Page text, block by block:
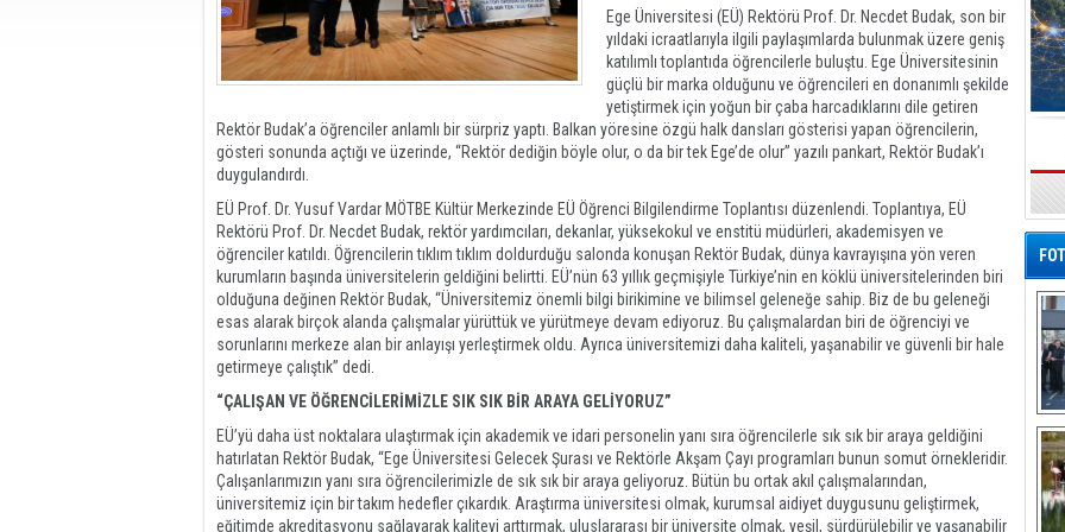
Ege Üniversitesi (EÜ) Rektörü Prof. Dr. Necdet Budak, son bir
yıldaki icraatlarıyla ilgili paylaşımlarda bulunmak üzere geniş
katılımlı toplantıda öğrencilerle buluştu. Ege Üniversitesinin
güçlü bir marka olduğunu ve öğrencileri en donanımlı şekilde
yetiştirmek için yoğun bir çaba harcadıklarını dile getiren
Rektör Budak’a öğrenciler anlamlı bir sürpriz yaptı. Balkan yöresine özgü halk dansları gösterisi yapan öğrencilerin,
gösteri sonunda açtığı ve üzerinde, “Rektör dediğin böyle olur, o da bir tek Ege’de olur” yazılı pankart, Rektör Budak’ı
duygulandırdı.
EÜ Prof. Dr. Yusuf Vardar MÖTBE Kültür Merkezinde EÜ Öğrenci Bilgilendirme Toplantısı düzenlendi. Toplantıya, EÜ
Rektörü Prof. Dr. Necdet Budak, rektör yardımcıları, dekanlar, yüksekokul ve enstitü müdürleri, akademisyen ve
öğrenciler katıldı. Öğrencilerin tıklım tıklım doldurduğu salonda konuşan Rektör Budak, dünya kavrayışına yön veren
kurumların başında üniversitelerin geldiğini belirtti. EÜ’nün 63 yıllık geçmişiyle Türkiye’nin en köklü üniversitelerinden biri
olduğuna değinen Rektör Budak, “Üniversitemiz önemli bilgi birikimine ve bilimsel geleneğe sahip. Biz de bu geleneği
esas alarak birçok alanda çalışmalar yürüttük ve yürütmeye devam ediyoruz. Bu çalışmalardan biri de öğrenciyi ve
sorunlarını merkeze alan bir anlayışı yerleştirmek oldu. Ayrıca üniversitemizi daha kaliteli, yaşanabilir ve güvenli bir hale
getirmeye çalıştık” dedi.
“ÇALIŞAN VE ÖĞRENCİLERİMİZLE SIK SIK BİR ARAYA GELİYORUZ”
EÜ’yü daha üst noktalara ulaştırmak için akademik ve idari personelin yanı sıra öğrencilerle sık sık bir araya geldiğini
hatırlatan Rektör Budak, “Ege Üniversitesi Gelecek Şurası ve Rektörle Akşam Çayı programları bunun somut örnekleridir.
Çalışanlarımızın yanı sıra öğrencilerimizle de sık sık bir araya geliyoruz. Bütün bu ortak akıl çalışmalarından,
üniversitemiz için bir takım hedefler çıkardık. Araştırma üniversitesi olmak, kurumsal aidiyet duygusunu geliştirmek,
eğitimde akreditasyonu sağlayarak kaliteyi arttırmak, uluslararası bir üniversite olmak, yeşil, sürdürülebilir ve yaşanabilir